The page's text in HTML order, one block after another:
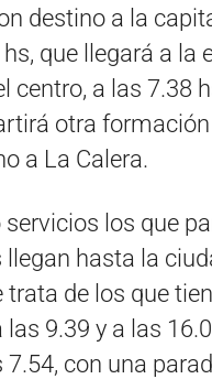
destino a la
que llegará a la
centro, a las 7.38
otra
a La Calera.
servicios los que
llegan hasta la
trata de los que
las 9.39 y a las
7.54, con una